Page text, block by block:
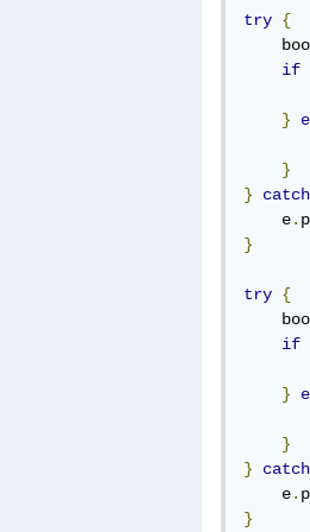
try {
if
}
}
}
catch
    e
.
}
try {
if
}
}
}
catch
    e
.
}